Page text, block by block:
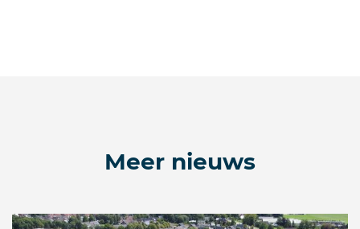
Meer nieuws